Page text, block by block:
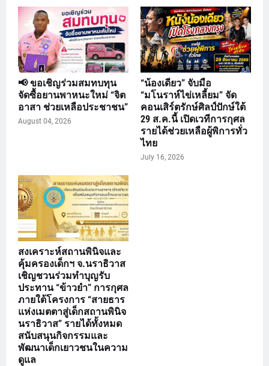
📢 ขอเชิญร่วมสมทบทุน
จัดซื้อยานพาหนะใหม่ “จิต
อาสา ช่วยเหลือประชาชน”
August 04, 2026
“น้องเดียว” จับมือ
“มโนราห์ไข่เหลี้ยม” จัด
คอนเสิร์ตรักษ์ศิลป์ปักษ์ใต้
29 ส.ค.นี้ เปิดเวทีการกุศล
รายได้ช่วยเหลือผู้พิการทั่ว
ไทย
July 16, 2026
สงเคราะห์สถานพินิจและ
คุ้มครองเด็กฯ จ.นราธิวาส
เชิญชวนร่วมทำบุญรับ
ประทาน “ข้าวยำ” การกุศล
ภายใต้โครงการ “สายธาร
แห่งเมตตาสู่เด็กสถานพินิจ
นราธิวาส” รายได้ทั้งหมด
สนับสนุนกิจกรรมและ
พัฒนาเด็กเยาวชนในความ
ดูแล